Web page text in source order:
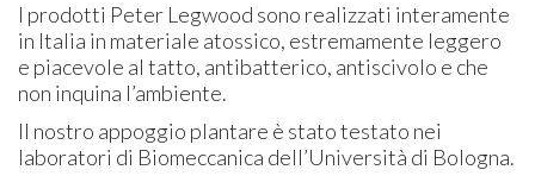
I prodotti Peter Legwood sono realizzati interamente
in Italia in materiale atossico, estremamente leggero
e piacevole al tatto, antibatterico, antiscivolo e che
non inquina l’ambiente.
Il nostro appoggio plantare è stato testato nei
laboratori di Biomeccanica dell’Università di Bologna.